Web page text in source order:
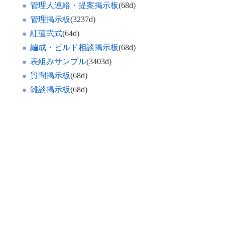
管理人連絡・提案掲示板(68d)
管理掲示板(3237d)
紅蓮弐式(64d)
編成・ビルド相談掲示板(68d)
表組みサンプル(3403d)
質問掲示板(68d)
雑談掲示板(68d)